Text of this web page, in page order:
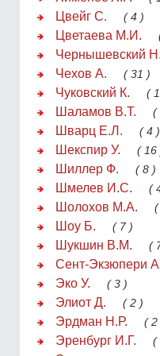
Цвейг С. ( 4 )
Цветаева М.И.
Чернышевский
Чехов А. ( 31 )
Чуковский К. (
Шаламов В.Т. (
Шварц Е.Л. ( 4 )
Шекспир У. ( 16
Шиллер Ф. ( 8 )
Шмелев И.С. (
Шолохов М.А. (
Шоу Б. ( 7 )
Шукшин В.М. (
Сент-Экзюпери
Эко У. ( 3 )
Элиот Д. ( 2 )
Эрдман Н.Р. ( 2
Эренбург И.Г. (